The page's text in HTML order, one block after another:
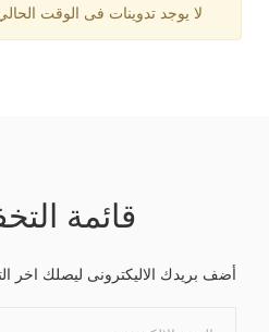
لا يوجد تدوينات فى الوقت
قائمة
أضف بريدك الاليكترونى ليصلك اخر